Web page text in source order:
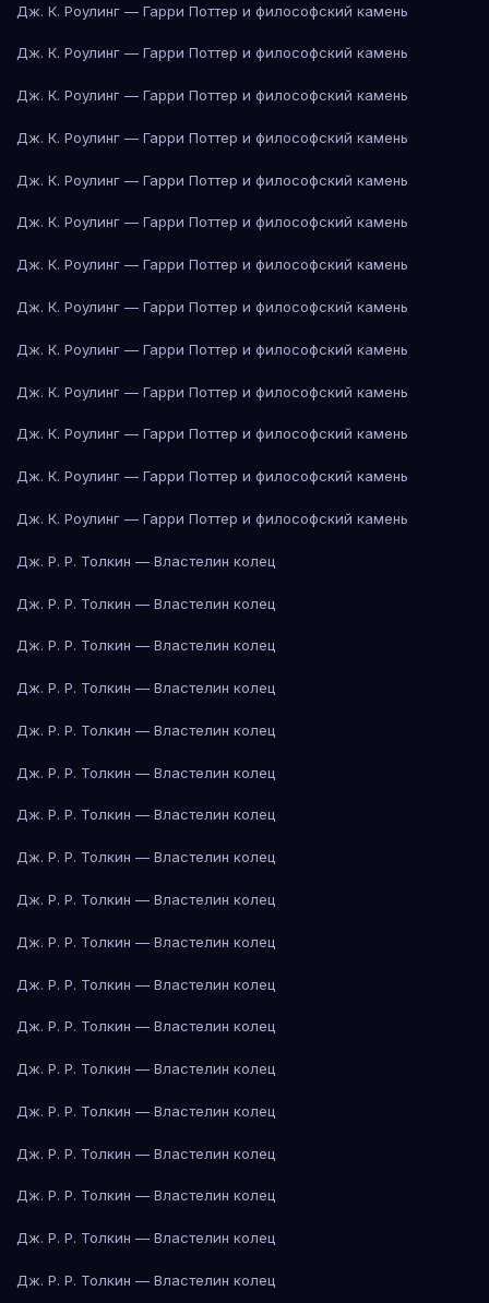
Дж. К. Роулинг — Гарри Поттер и философский камень
Дж. К. Роулинг — Гарри Поттер и философский камень
Дж. К. Роулинг — Гарри Поттер и философский камень
Дж. К. Роулинг — Гарри Поттер и философский камень
Дж. К. Роулинг — Гарри Поттер и философский камень
Дж. К. Роулинг — Гарри Поттер и философский камень
Дж. К. Роулинг — Гарри Поттер и философский камень
Дж. К. Роулинг — Гарри Поттер и философский камень
Дж. К. Роулинг — Гарри Поттер и философский камень
Дж. К. Роулинг — Гарри Поттер и философский камень
Дж. К. Роулинг — Гарри Поттер и философский камень
Дж. К. Роулинг — Гарри Поттер и философский камень
Дж. К. Роулинг — Гарри Поттер и философский камень
Дж. Р. Р. Толкин — Властелин колец
Дж. Р. Р. Толкин — Властелин колец
Дж. Р. Р. Толкин — Властелин колец
Дж. Р. Р. Толкин — Властелин колец
Дж. Р. Р. Толкин — Властелин колец
Дж. Р. Р. Толкин — Властелин колец
Дж. Р. Р. Толкин — Властелин колец
Дж. Р. Р. Толкин — Властелин колец
Дж. Р. Р. Толкин — Властелин колец
Дж. Р. Р. Толкин — Властелин колец
Дж. Р. Р. Толкин — Властелин колец
Дж. Р. Р. Толкин — Властелин колец
Дж. Р. Р. Толкин — Властелин колец
Дж. Р. Р. Толкин — Властелин колец
Дж. Р. Р. Толкин — Властелин колец
Дж. Р. Р. Толкин — Властелин колец
Дж. Р. Р. Толкин — Властелин колец
Дж. Р. Р. Толкин — Властелин колец